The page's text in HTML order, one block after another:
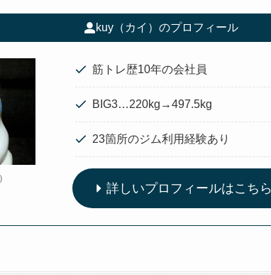
kuy（カイ）のプロフィール
筋トレ歴10年の会社員
BIG3…220kg→497.5kg
23箇所のジム利用経験あり
詳しいプロフィールはこちら